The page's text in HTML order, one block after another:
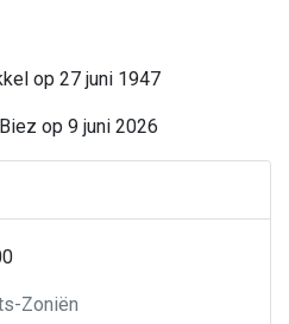
op 27 juni 1947
op 9 juni 2026
Zoniën